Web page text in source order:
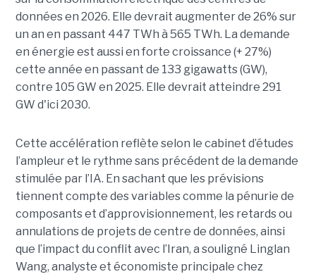
données en 2026. Elle devrait augmenter de 26% sur
un an en passant 447 TWh à 565 TWh. La demande
en énergie est aussi en forte croissance (+ 27%)
cette année en passant de 133 gigawatts (GW),
contre 105 GW en 2025. Elle devrait atteindre 291
GW d'ici 2030.
Cette accélération reflète selon le cabinet d’études
l’ampleur et le rythme sans précédent de la demande
stimulée par l’IA. En sachant que les prévisions
tiennent compte des variables comme la pénurie de
composants et d’approvisionnement, les retards ou
annulations de projets de centre de données, ainsi
que l’impact du conflit avec l’Iran, a souligné Linglan
Wang, analyste et économiste principale chez